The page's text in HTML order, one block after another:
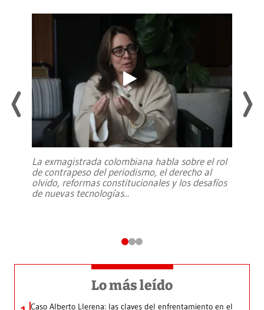
La exmagistrada colombiana habla sobre el rol
de contrapeso del periodismo, el derecho al
olvido, reformas constitucionales y los desafíos
de nuevas tecnologías...
Lo más leído
Caso Alberto Llerena: las claves del enfrentamiento en el